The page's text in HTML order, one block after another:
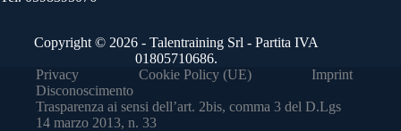
Copyright © 2026 - Talentraining Srl - Partita IVA
01805710686.
Privacy
Cookie Policy (UE)
Imprint
Disconoscimento
Trasparenza ai sensi dell’art. 2bis, comma 3 del D.Lgs
14 marzo 2013, n. 33